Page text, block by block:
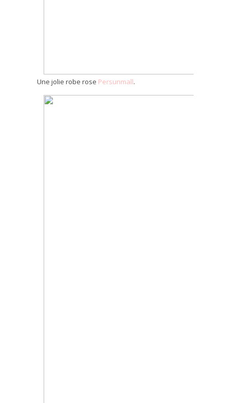
Une jolie robe rose Persunmall.